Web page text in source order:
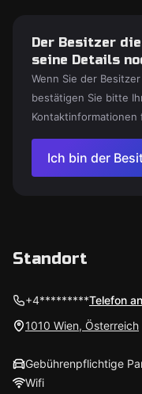
Der Besitzer
seine Details
Wenn Sie der
bestätigen Sie bitte
Ich bin der
Standort
+4*********Telefon
1010 Wien, Österreich
Gebührenpflichtige
Wifi